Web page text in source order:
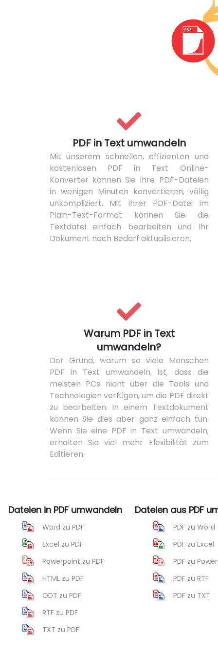
PDF in Text umwandeln
Mit unserem schnellen, effizienten und
kostenlosen PDF in Text Online-
Konverter können Sie Ihre PDF-Dateien
in wenigen Minuten konvertieren, völlig
unkompliziert. Mit Ihrer PDF-Datei im
Plain-Text-Format können Sie die
Textdatei einfach bearbeiten und Ihr
Dokument nach Bedarf aktualisieren.
Warum PDF in Text
umwandeln?
Der Grund, warum so viele Menschen
PDF in Text umwandeln, ist, dass die
meisten PCs nicht über die Tools und
Technologien verfügen, um die PDF direkt
zu bearbeiten. In einem Textdokument
können Sie dies aber ganz einfach tun.
Wenn Sie eine PDF in Text umwandeln,
erhalten Sie viel mehr Flexibilität zum
Editieren.
Dateien in PDF umwandeln
Word zu PDF
Excel zu PDF
Powerpoint zu PDF
HTML zu PDF
ODT zu PDF
RTF zu PDF
TXT zu PDF
Dateien aus PDF
PDF zu Word
PDF zu Excel
PDF zu
PDF zu RTF
PDF zu TXT